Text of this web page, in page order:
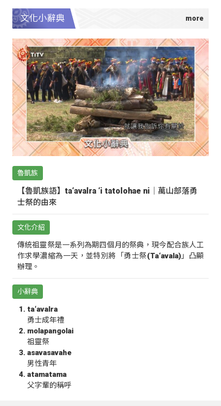
文化小辭典
魯凱族
【魯凱族語】ta‘avalra ‘i tatolohae ni｜萬山部落勇
士祭的由來
文化介紹
傳統祖靈祭是一系列為期四個月的祭典，現今配合族人工
作求學濃縮為一天，並特別將「勇士祭(Ta‘avala)」凸顯
辦理。
小辭典
ta‘avalra
勇士成年禮
molapangolai
祖靈祭
asavasavahe
男性青年
atamatama
父字輩的稱呼